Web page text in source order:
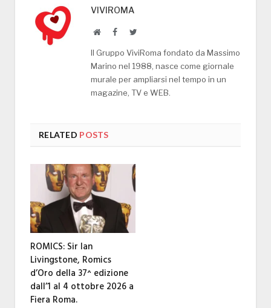
VIVIROMA
WebsiteFacebookTwitter
Il Gruppo ViviRoma fondato da Massimo
Marino nel 1988, nasce come giornale
murale per ampliarsi nel tempo in un
magazine, TV e WEB.
RELATED POSTS
ROMICS: Sir Ian
Livingstone, Romics
d’Oro della 37^ edizione
dall’1 al 4 ottobre 2026 a
Fiera Roma.